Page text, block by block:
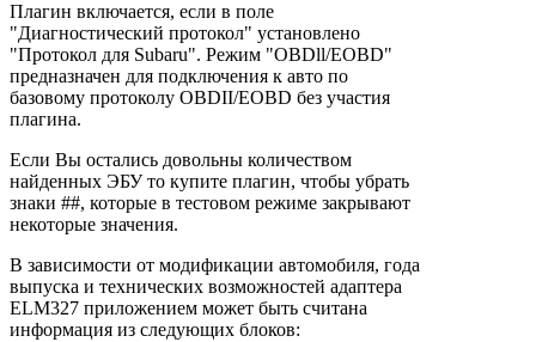
Плагин включается, если в поле
"Диагностический протокол" установлено
"Протокол для Subaru". Режим "ОВDll/ЕОВD"
предназначен для подключения к авто по
базовому протоколу ОВDII/ЕОВD без участия
плагина.
Если Вы остались довольны количеством
найденных ЭБУ то купите плагин, чтобы убрать
знаки ##, которые в тестовом режиме закрывают
некоторые значения.
В зависимости от модификации автомобиля, года
выпуска и технических возможностей адаптера
ELM327 приложением может быть считана
информация из следующих блоков: